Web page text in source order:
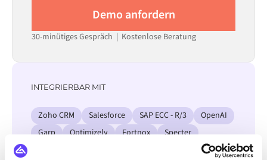
Demo anfordern
30-minütiges Gespräch | Kostenlose Beratung
INTEGRIERBAR MIT
Zoho CRM Salesforce SAP ECC - R/3
OpenAI
Garp
Optimizely Fortnox Specter